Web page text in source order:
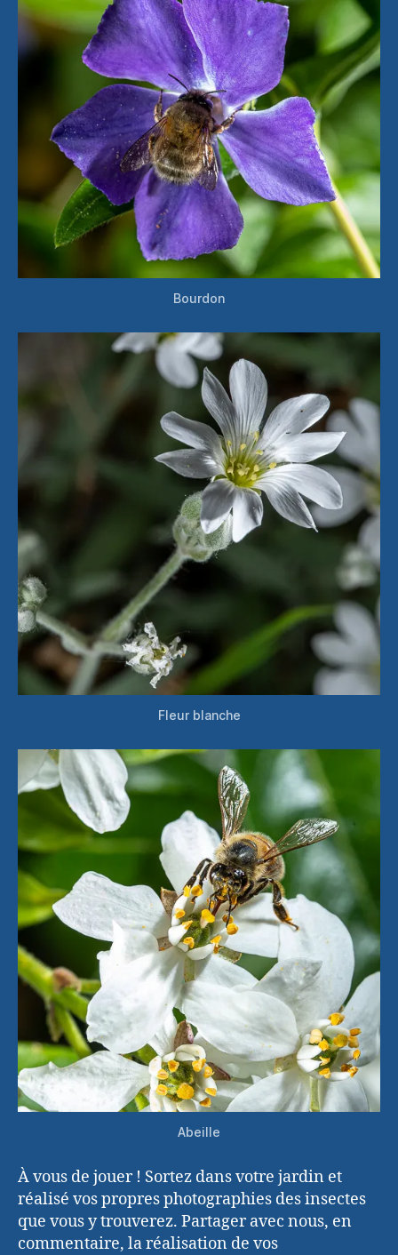
Bourdon
Fleur blanche
Abeille
À vous de jouer ! Sortez dans votre jardin et
réalisé vos propres photographies des insectes
que vous y trouverez. Partager avec nous, en
commentaire, la réalisation de vos